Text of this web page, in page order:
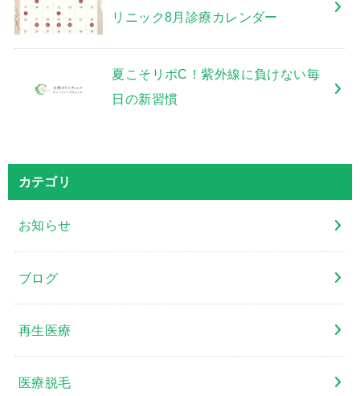
リニック8月診療カレンダー
夏こそリポC！紫外線に負けない毎
日の新習慣
カテゴリ
お知らせ
ブログ
再生医療
医療脱毛